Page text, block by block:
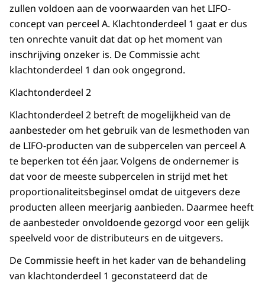
zullen voldoen aan de voorwaarden van het LIFO-
concept van perceel A. Klachtonderdeel 1 gaat er dus
ten onrechte vanuit dat dat op het moment van
inschrijving onzeker is. De Commissie acht
klachtonderdeel 1 dan ook ongegrond.
Klachtonderdeel 2
Klachtonderdeel 2 betreft de mogelijkheid van de
aanbesteder om het gebruik van de lesmethoden van
de LIFO-producten van de subpercelen van perceel A
te beperken tot één jaar. Volgens de ondernemer is
dat voor de meeste subpercelen in strijd met het
proportionaliteitsbeginsel omdat de uitgevers deze
producten alleen meerjarig aanbieden. Daarmee heeft
de aanbesteder onvoldoende gezorgd voor een gelijk
speelveld voor de distributeurs en de uitgevers.
De Commissie heeft in het kader van de behandeling
van klachtonderdeel 1 geconstateerd dat de